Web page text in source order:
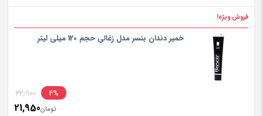
فروش ویژه!
خمیر دندان بنسر مدل زغالی حجم 120 میلی لیتر
4%
22,900
تومان21,950